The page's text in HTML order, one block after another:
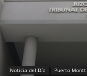
Noticia del Día Puerto Montt